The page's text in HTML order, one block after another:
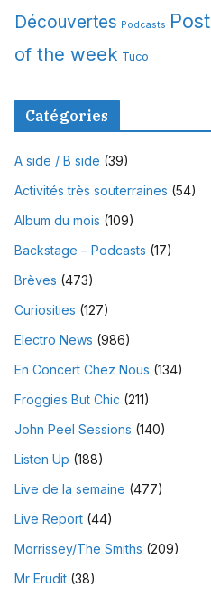
Découvertes Podcasts
of the week Tuco
Catégories
A side / B side (39)
Activités très souterraines (54)
Album du mois (109)
Backstage – Podcasts (17)
Brèves (473)
Curiosities (127)
Electro News (986)
En Concert Chez Nous (134)
Froggies But Chic (211)
John Peel Sessions (140)
Listen Up (188)
Live de la semaine (477)
Live Report (44)
Morrissey/The Smiths (209)
Mr Erudit (38)